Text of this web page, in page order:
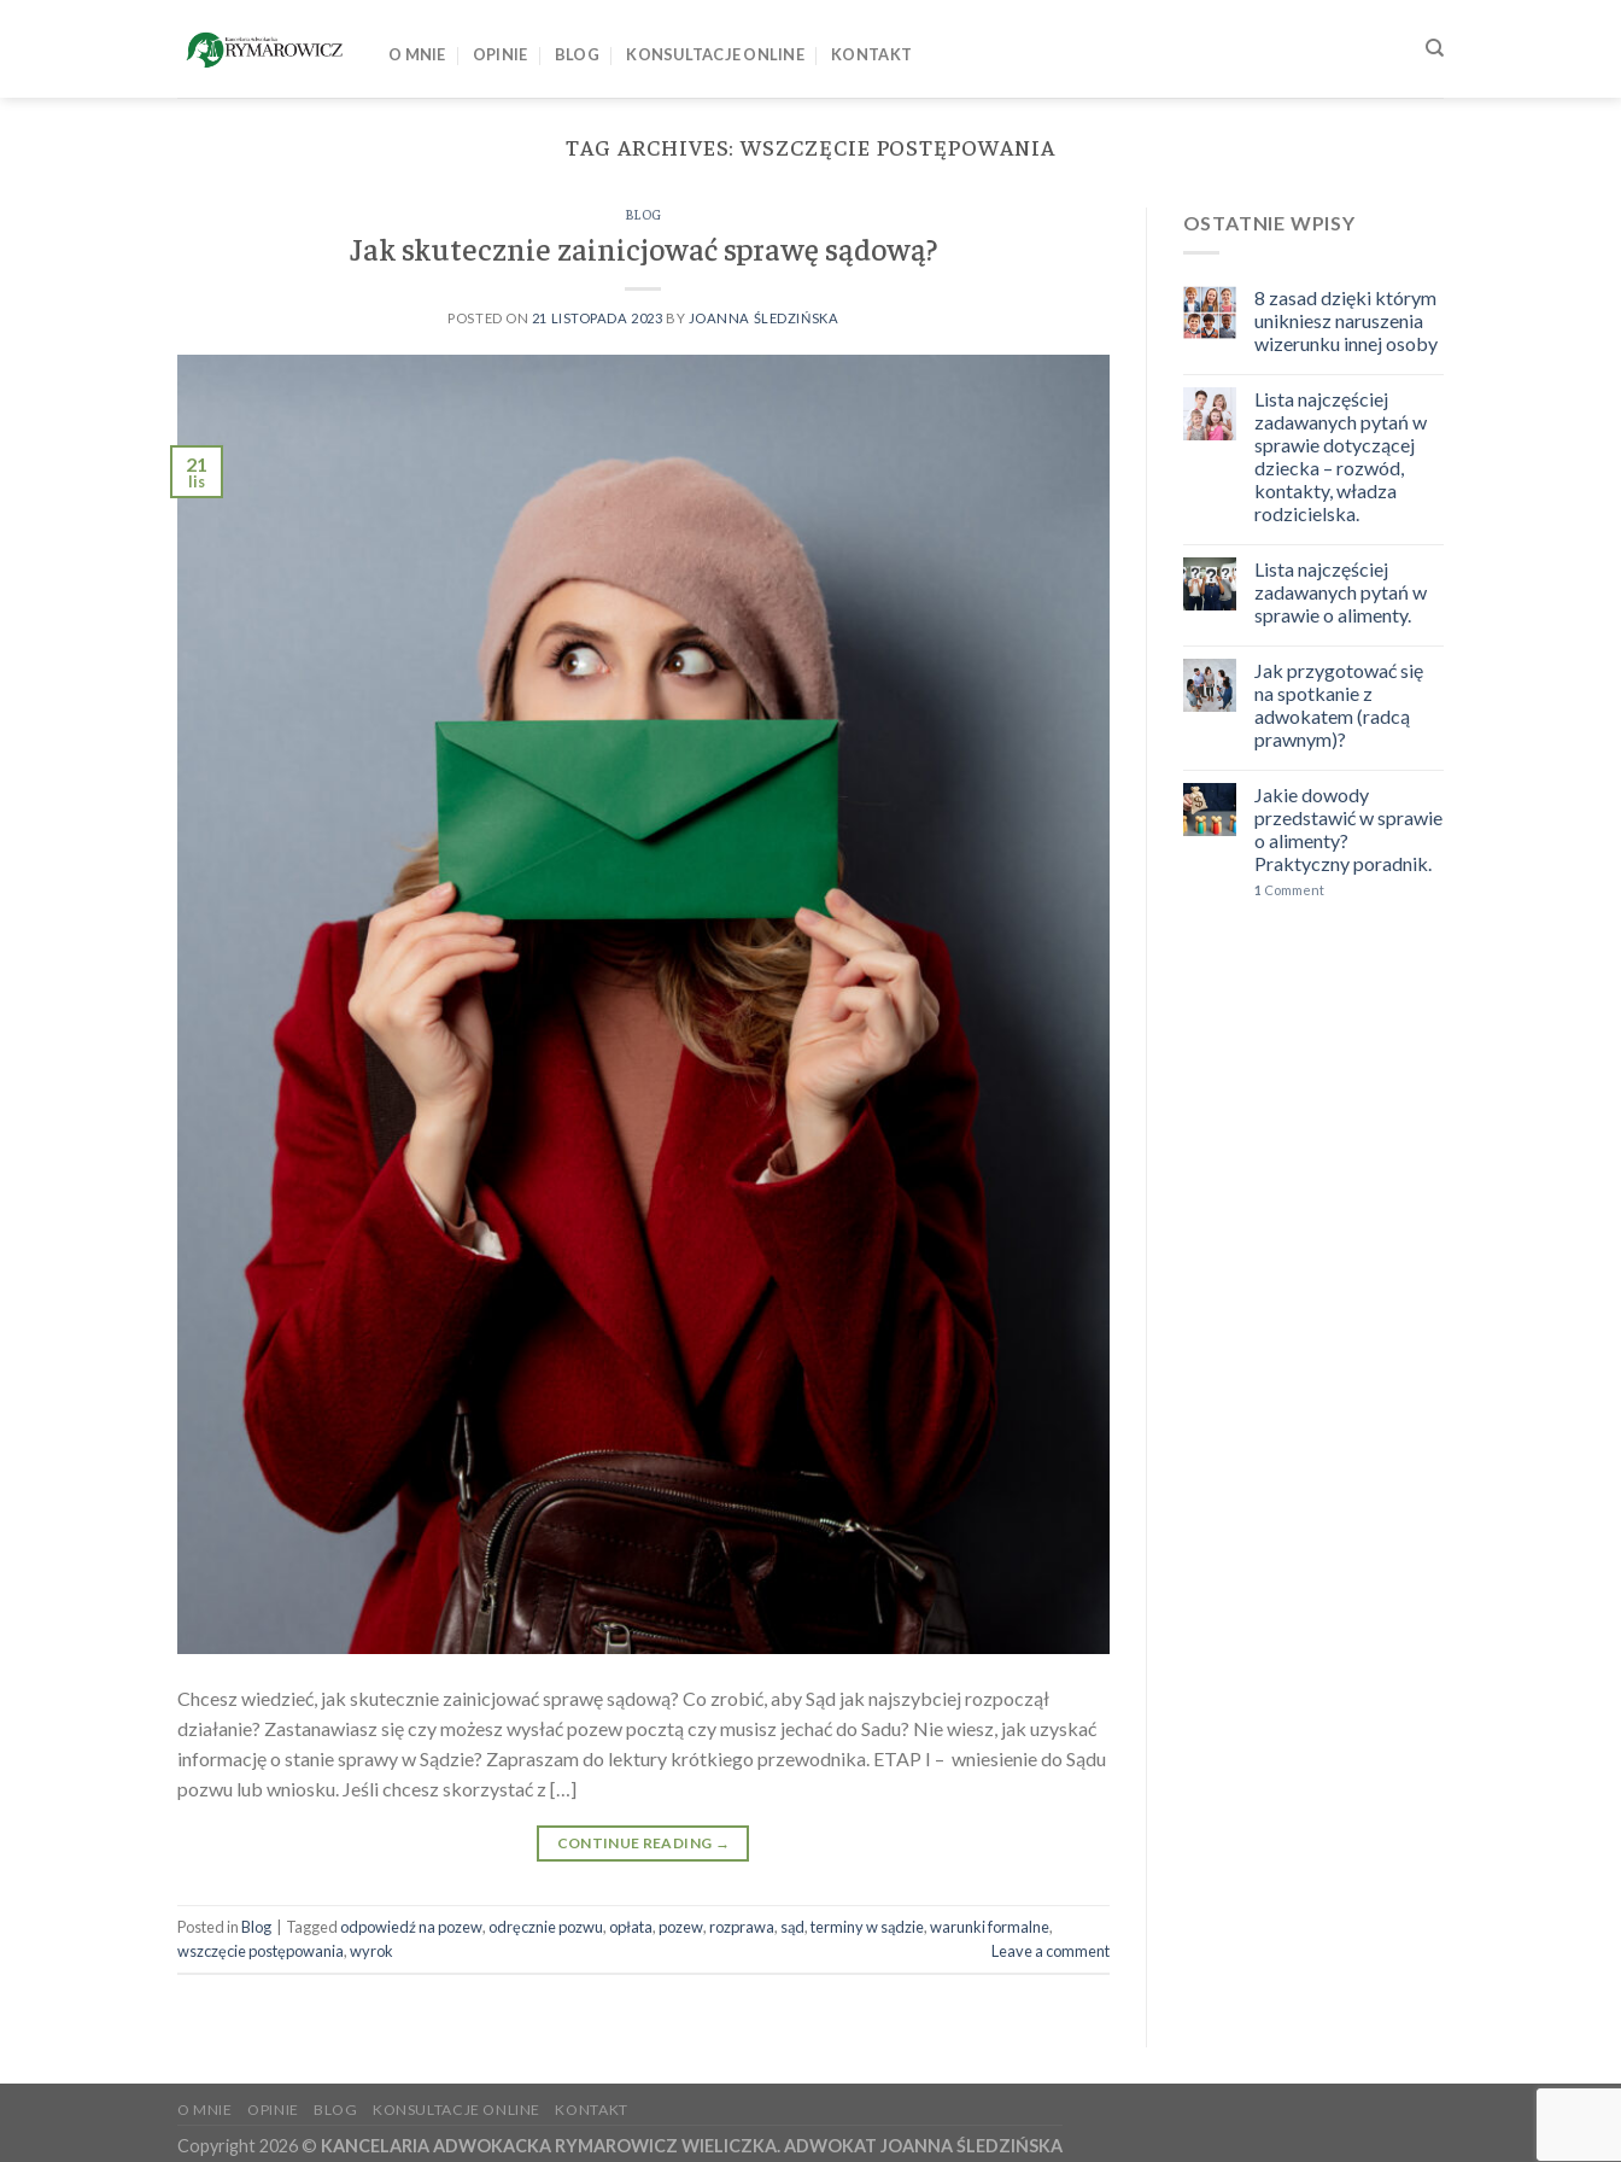
O MNIE OPINIE BLOG KONSULTACJE ONLINE KONTAKT
TAG ARCHIVES:WSZCZĘCIE POSTĘPOWANIA
BLOG
Jak skutecznie zainicjować sprawę sądową?
POSTED ON 21 LISTOPADA 2023 BY JOANNA ŚLEDZIŃSKA
21
lis
Chcesz wiedzieć, jak skutecznie zainicjować sprawę sądową? Co zrobić, aby Sąd jak najszybciej rozpoczął
działanie? Zastanawiasz się czy możesz wysłać pozew pocztą czy musisz jechać do Sadu? Nie wiesz, jak uzyskać
informację o stanie sprawy w Sądzie? Zapraszam do lektury krótkiego przewodnika. ETAP I – wniesienie do Sądu
pozwu lub wniosku. Jeśli chcesz skorzystać z […]
CONTINUE READING →
Posted inBlog Taggedodpowiedź na pozew,odręcznie pozwu,opłata,pozew,rozprawa, sąd,terminy w sądzie,warunki formalne,
wszczęcie postępowania,wyrok Leave a comment
OSTATNIE WPISY
8 zasad dzięki którym
unikniesz naruszenia
wizerunku innej osoby
Lista najczęściej
zadawanych pytań w
sprawie dotyczącej
dziecka – rozwód,
kontakty, władza
rodzicielska.
Lista najczęściej
zadawanych pytań w
sprawie o alimenty.
Jak przygotować się
na spotkanie z
adwokatem (radcą
prawnym)?
Jakie dowody
przedstawić w sprawie
o alimenty?
Praktyczny poradnik.
1 Comment
O MNIE OPINIE BLOG KONSULTACJE ONLINE KONTAKT
Copyright 2026 © KANCELARIA ADWOKACKA RYMAROWICZ WIELICZKA. ADWOKAT JOANNA ŚLEDZIŃSKA